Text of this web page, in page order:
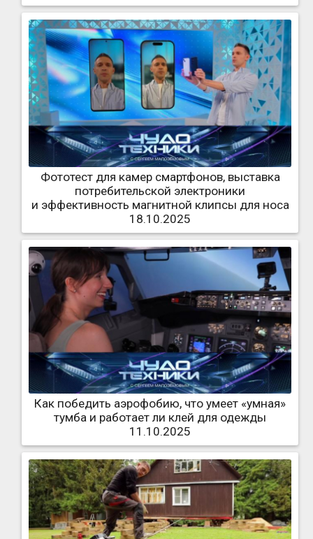
Фототест для камер смартфонов, выставка
потребительской электроники
и эффективность магнитной клипсы для носа
18.10.2025
Как победить аэрофобию, что умеет «умная»
тумба и работает ли клей для одежды
11.10.2025